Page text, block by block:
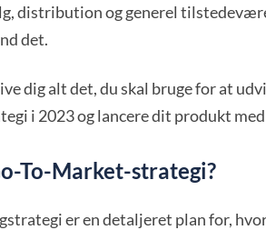
distribution og generel
det.
dig alt det, du skal bruge for at
i 2023 og lancere dit produkt
To-Market-strategi?
er en detaljeret plan for,